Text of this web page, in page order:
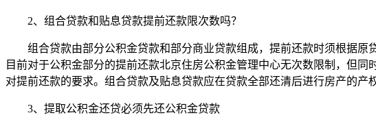
2、组合贷款和贴息贷款提前还款限次数吗？
组合贷款由部分公积金贷款和部分商业贷款组成，提前还款时须根据
目前对于公积金部分的提前还款北京住房公积金管理中心无次数限制，但
对提前还款的要求。组合贷款及贴息贷款应在贷款全部还清后进行房产的产
3、提取公积金还贷必须先还公积金贷款